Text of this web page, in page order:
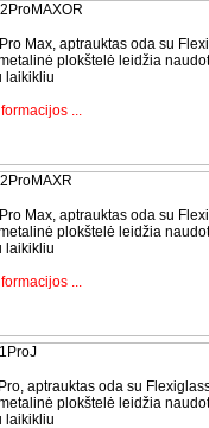
Max, aptrauktas oda su
plokštelė leidžia
laikikliu
...
Max, aptrauktas oda su
plokštelė leidžia
laikikliu
...
aptrauktas oda su
plokštelė leidžia
laikikliu